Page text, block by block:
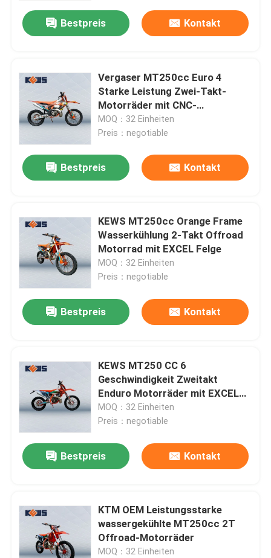
Bestpreis Kontakt
Vergaser MT250cc Euro 4
Starke Leistung Zwei-Takt-
Motorräder mit CNC-
Umkehrfederung
MOQ：32 Einheiten
Preis：negotiable
Bestpreis Kontakt
KEWS MT250cc Orange Frame
Wasserkühlung 2-Takt Offroad
Motorrad mit EXCEL Felge
MOQ：32 Einheiten
Preis：negotiable
Bestpreis Kontakt
KEWS MT250 CC 6
Geschwindigkeit Zweitakt
Enduro Motorräder mit EXCEL
Felge
MOQ：32 Einheiten
Preis：negotiable
Bestpreis Kontakt
KTM OEM Leistungsstarke
wassergekühlte MT250cc 2T
Offroad-Motorräder
MOQ：32 Einheiten